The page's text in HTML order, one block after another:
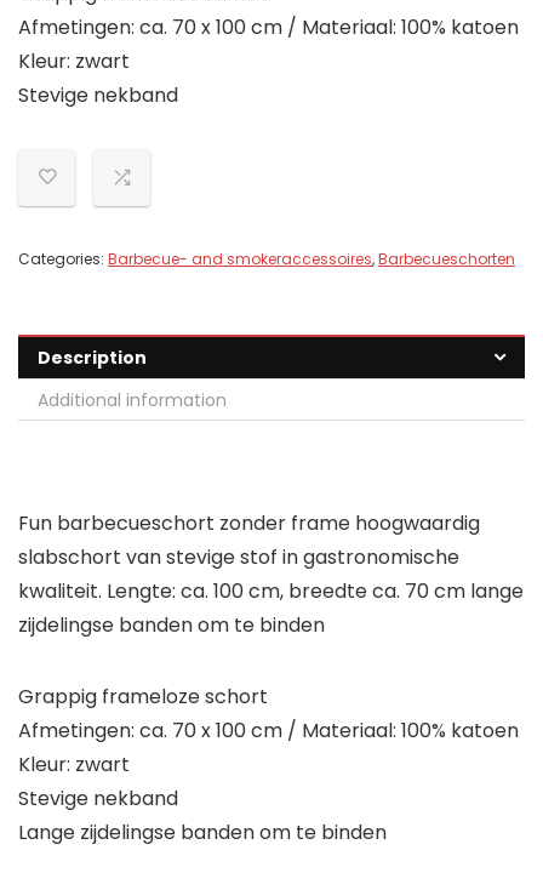
Afmetingen: ca. 70 x 100 cm / Materiaal: 100% katoen
Kleur: zwart
Stevige nekband
Categories: Barbecue- and smokeraccessoires,Barbecueschorten
Description
Additional information
Fun barbecueschort zonder frame hoogwaardig
slabschort van stevige stof in gastronomische
kwaliteit. Lengte: ca. 100 cm, breedte ca. 70 cm lange
zijdelingse banden om te binden
Grappig frameloze schort
Afmetingen: ca. 70 x 100 cm / Materiaal: 100% katoen
Kleur: zwart
Stevige nekband
Lange zijdelingse banden om te binden